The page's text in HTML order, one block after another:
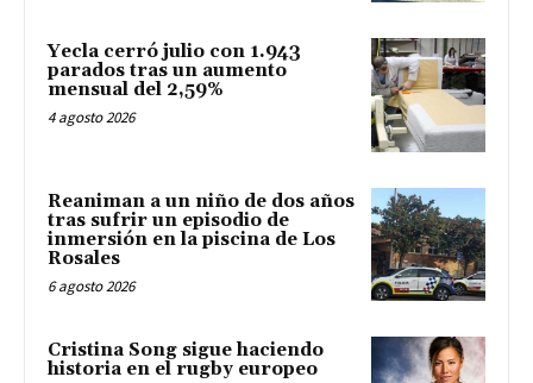
Yecla cerró julio con 1.943
parados tras un aumento
mensual del 2,59%
4 agosto 2026
Reaniman a un niño de dos años
tras sufrir un episodio de
inmersión en la piscina de Los
Rosales
6 agosto 2026
Cristina Song sigue haciendo
historia en el rugby europeo